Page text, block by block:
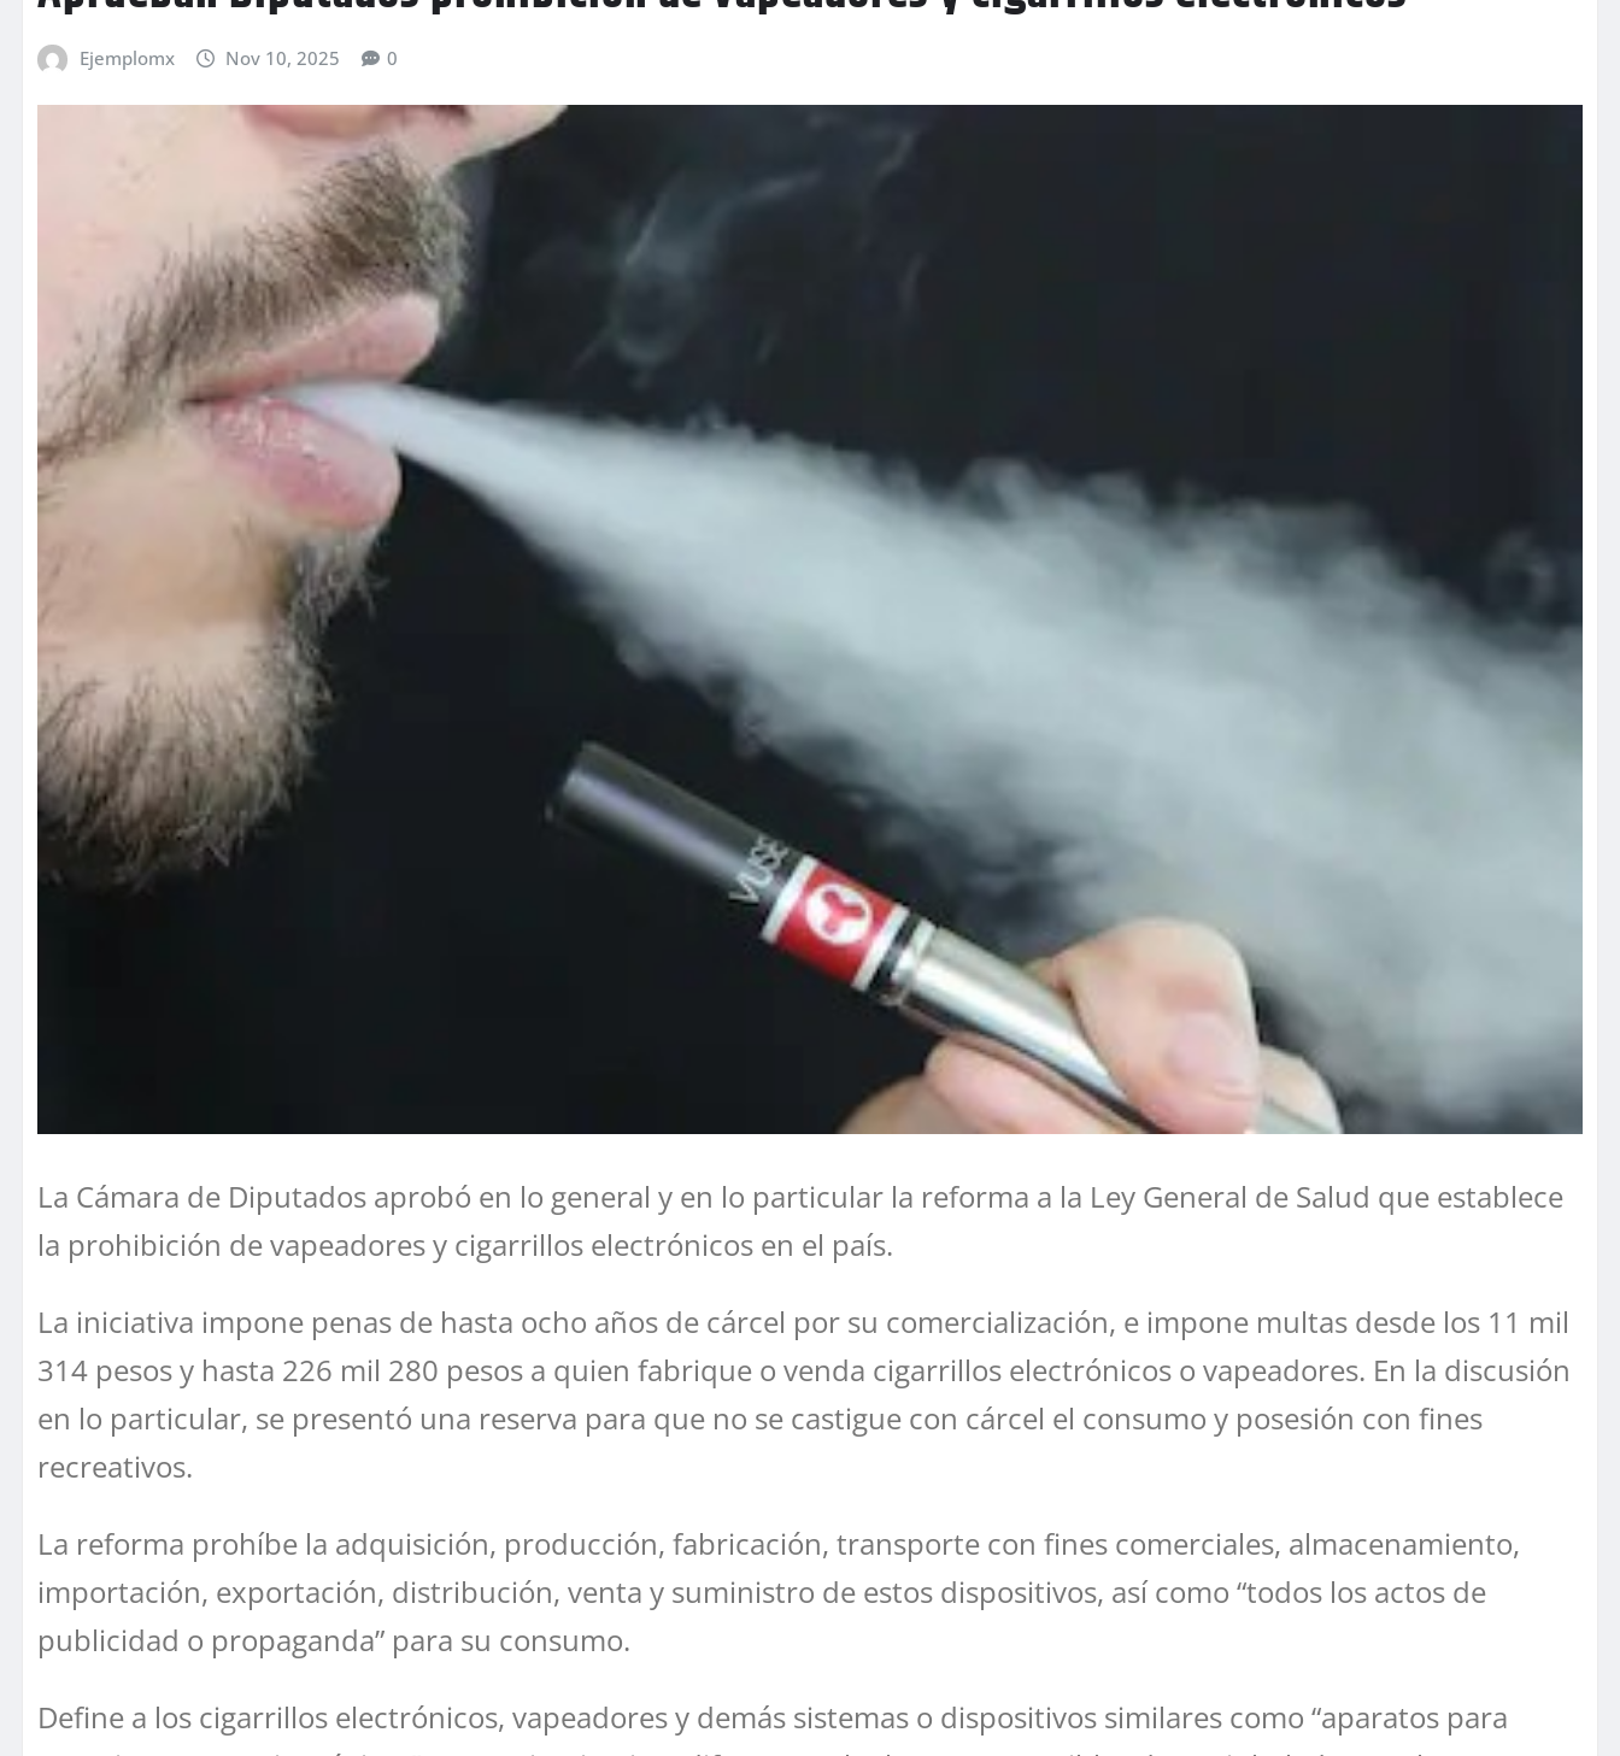
Ejemplomx Nov 10, 2025 0
La Cámara de Diputados aprobó en lo general y en lo particular la reforma a la Ley General de Salud que establece
la prohibición de vapeadores y cigarrillos electrónicos en el país.
La iniciativa impone penas de hasta ocho años de cárcel por su comercialización, e impone multas desde los 11 mil
314 pesos y hasta 226 mil 280 pesos a quien fabrique o venda cigarrillos electrónicos o vapeadores. En la discusión
en lo particular, se presentó una reserva para que no se castigue con cárcel el consumo y posesión con fines
recreativos.
La reforma prohíbe la adquisición, producción, fabricación, transporte con fines comerciales, almacenamiento,
importación, exportación, distribución, venta y suministro de estos dispositivos, así como “todos los actos de
publicidad o propaganda” para su consumo.
Define a los cigarrillos electrónicos, vapeadores y demás sistemas o dispositivos similares como “aparatos para